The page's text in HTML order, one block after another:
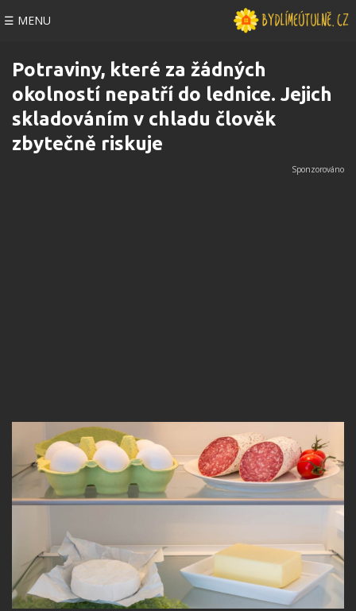
☰ MENU
Potraviny, které za žádných
okolností nepatří do lednice. Jejich
skladováním v chladu člověk
zbytečně riskuje